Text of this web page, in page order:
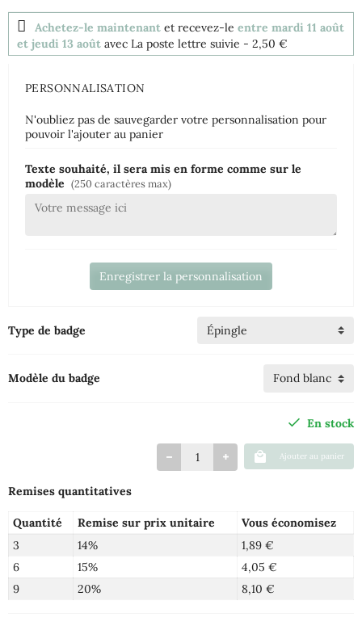
Achetez-le maintenant et recevez-le entre mardi 11 août
et jeudi 13 août avec La poste lettre suivie - 2,50 €
PERSONNALISATION
N'oubliez pas de sauvegarder votre personnalisation pour
pouvoir l'ajouter au panier
Texte souhaité, il sera mis en forme comme sur le
modèle (250 caractères max)
Enregistrer la personnalisation
Type de badge
Modèle du badge
En stock
Ajouter au panier
Remises quantitatives
Quantité Remise sur prix unitaire
Vous économisez
3
14%
1,89 €
6
15%
4,05 €
9
20% 8,10 €